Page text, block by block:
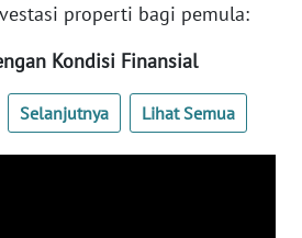
properti bagi pemula:
Kondisi Finansial
Selanjutnya Lihat Semua